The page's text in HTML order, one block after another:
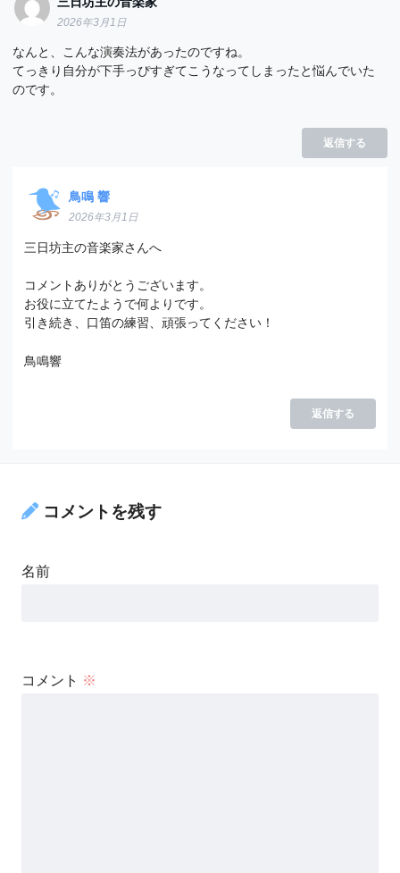
2026年3月1日
なんと、こんな演奏法があったのですね。
てっきり自分が下手っぴすぎてこうなってしまったと悩んでいた
のです。
返信する
鳥鳴 響
2026年3月1日
三日坊主の音楽家さんへ
コメントありがとうございます。
お役に立てたようで何よりです。
引き続き、口笛の練習、頑張ってください！
鳥鳴響
返信する
コメントを残す
コメント ※
名前